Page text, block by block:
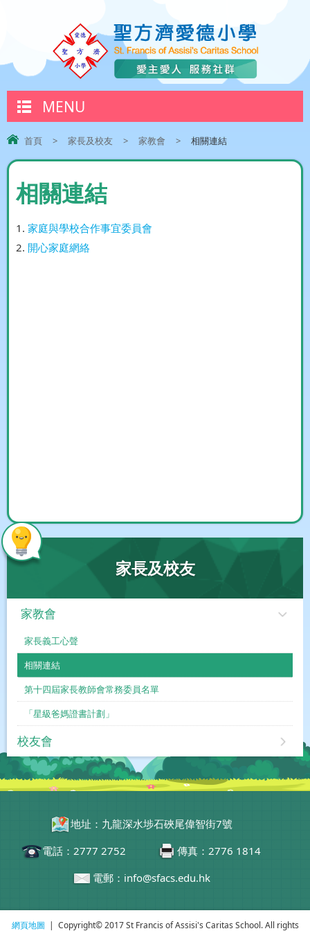
MENU
首頁 > 家長及校友 > 家教會 > 相關連結
相關連結
1. 家庭與學校合作事宜委員會
2. 開心家庭網絡
家長及校友
家教會
家長義工心聲
相關連結
第十四屆家長教師會常務委員名單
「星級爸媽證書計劃」
校友會
地址：九龍深水埗石硤尾偉智街7號
電話：2777 2752
傳真：2776 1814
電郵：info@sfacs.edu.hk
網頁地圖 | Copyright© 2017 St Francis of Assisi's Caritas School. All rights